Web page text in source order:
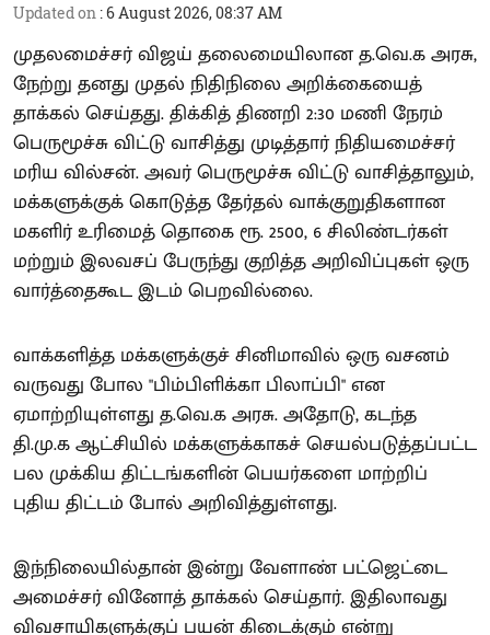
Updated on :6 August 2026, 08:37 AM
முதலமைச்சர் விஜய் தலைமையிலான த.வெ.க அரசு,
நேற்று தனது முதல் நிதிநிலை அறிக்கையைத்
தாக்கல் செய்தது. திக்கித் திணறி 2:30 மணி நேரம்
பெருமூச்சு விட்டு வாசித்து முடித்தார் நிதியமைச்சர்
மரிய வில்சன். அவர் பெருமூச்சு விட்டு வாசித்தாலும்,
மக்களுக்குக் கொடுத்த தேர்தல் வாக்குறுதிகளான
மகளிர் உரிமைத் தொகை ரூ. 2500, 6 சிலிண்டர்கள்
மற்றும் இலவசப் பேருந்து குறித்த அறிவிப்புகள் ஒரு
வார்த்தைகூட இடம் பெறவில்லை.
வாக்களித்த மக்களுக்குச் சினிமாவில் ஒரு வசனம்
வருவது போல "பிம்பிளிக்கா பிலாப்பி" என
ஏமாற்றியுள்ளது த.வெ.க அரசு. அதோடு, கடந்த
தி.மு.க ஆட்சியில் மக்களுக்காகச் செயல்படுத்தப்பட்ட
பல முக்கிய திட்டங்களின் பெயர்களை மாற்றிப்
புதிய திட்டம் போல் அறிவித்துள்ளது.
இந்நிலையில்தான் இன்று வேளாண் பட்ஜெட்டை
அமைச்சர் வினோத் தாக்கல் செய்தார். இதிலாவது
விவசாயிகளுக்குப் பயன் கிடைக்கும் என்று